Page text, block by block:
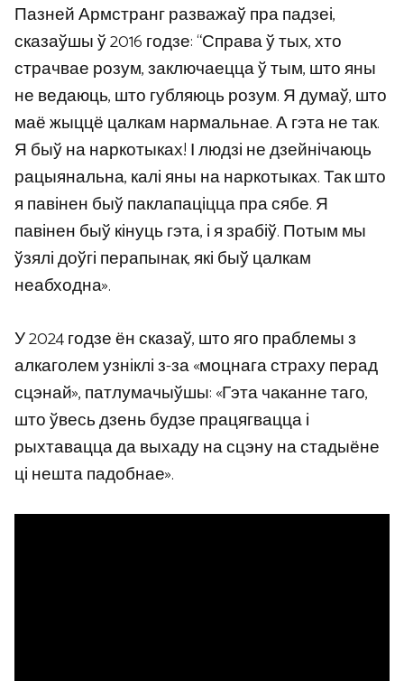
Пазней Армстранг разважаў пра падзеі,
сказаўшы ў 2016 годзе: “Справа ў тых, хто
страчвае розум, заключаецца ў тым, што яны
не ведаюць, што губляюць розум. Я думаў, што
маё жыццё цалкам нармальнае. А гэта не так.
Я быў на наркотыках! І людзі не дзейнічаюць
рацыянальна, калі яны на наркотыках. Так што
я павінен быў паклапаціцца пра сябе. Я
павінен быў кінуць гэта, і я зрабіў. Потым мы
ўзялі доўгі перапынак, які быў цалкам
неабходна».
У 2024 годзе ён сказаў, што яго праблемы з
алкаголем узніклі з-за «моцнага страху перад
сцэнай», патлумачыўшы: «Гэта чаканне таго,
што ўвесь дзень будзе працягвацца і
рыхтавацца да выхаду на сцэну на стадыёне
ці нешта падобнае».